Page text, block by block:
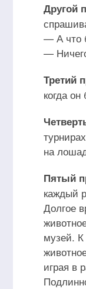
Другой
— А что
—
Третий
когда
на
Пятый
каждый
Долгое
музей.
играя в